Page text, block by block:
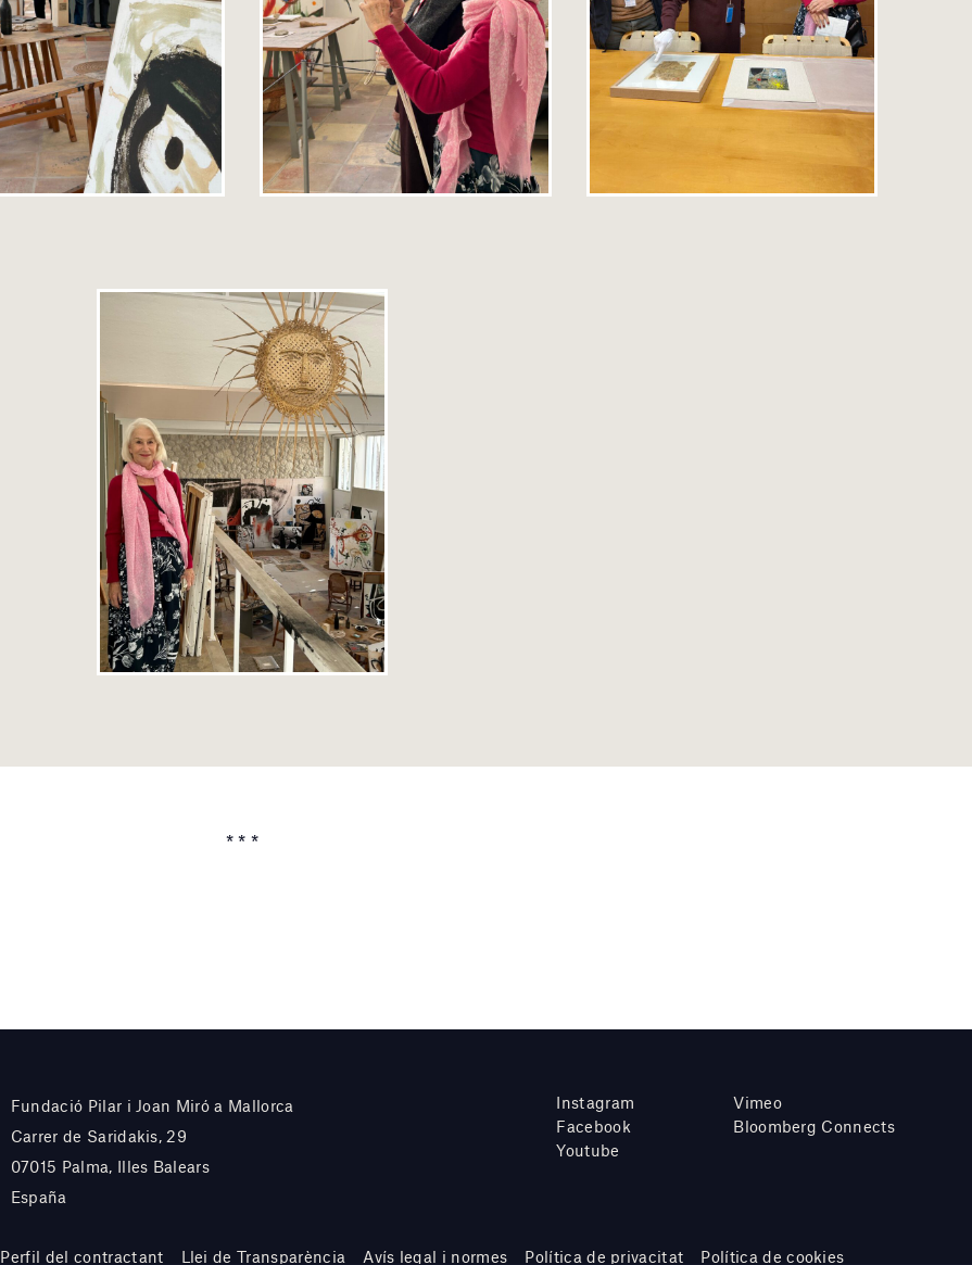
* * *
Fundació Pilar i Joan Miró a Mallorca
Carrer de Saridakis, 29
07015 Palma, Illes Balears
España
Instagram
Facebook
Youtube
Vimeo
Bloomberg Connects
Perfil del contractant Llei de Transparència Avís legal i normes Política de privacitat Política de cookies